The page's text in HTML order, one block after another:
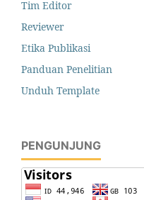
Tim Editor
Reviewer
Etika Publikasi
Panduan Penelitian
Unduh Template
PENGUNJUNG